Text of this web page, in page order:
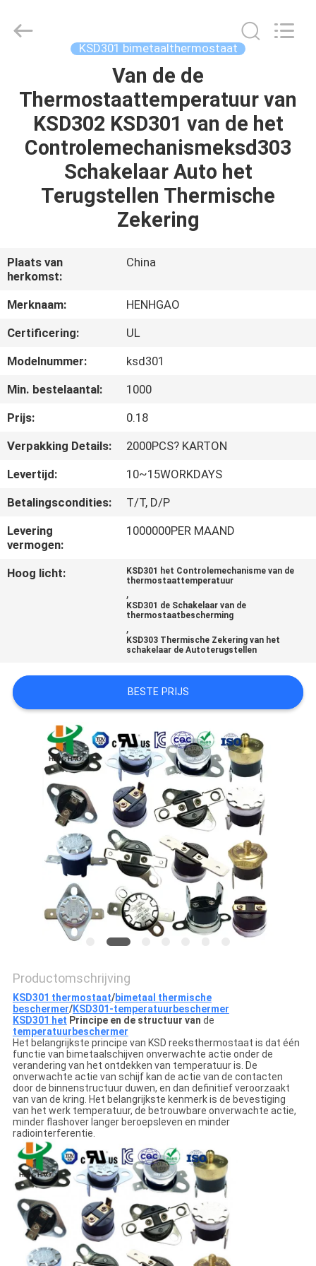
PRODUCTEN
SHOW
ONS
FABRIEKSREIS
CONTACTEER
ONS
ALLE
GEVALLEN
SITEMAP
KSD301 bimetaalthermostaat
Van de de
Thermostaattemperatuur van
KSD302 KSD301 van de het
Controlemechanismeksd303
Schakelaar Auto het
Terugstellen Thermische
Zekering
Plaats van
herkomst:
China
Merknaam:
HENHGAO
Certificering:
UL
Modelnummer:
ksd301
Min. bestelaantal:
1000
Prijs:
0.18
Verpakking Details:
2000PCS? KARTON
Levertijd:
10~15WORKDAYS
Betalingscondities:
T/T, D/P
Levering
vermogen:
1000000PER MAAND
Hoog licht:
KSD301 het Controlemechanisme van de
thermostaattemperatuur
,
KSD301 de Schakelaar van de
thermostaatbescherming
,
KSD303 Thermische Zekering van het
schakelaar de Autoterugstellen
BESTE PRIJS
Productomschrijving
KSD301 thermostaat/bimetaal thermische
beschermer/KSD301-temperatuurbeschermer
KSD301 het Principe en de structuur van de
temperatuurbeschermer
Het belangrijkste principe van KSD reeksthermostaat is dat één
functie van bimetaalschijven onverwachte actie onder de
verandering van het ontdekken van temperatuur is. De
onverwachte actie van schijf kan de actie van de contacten
door de binnenstructuur duwen, en dan definitief veroorzaakt
van van de kring. Het belangrijkste kenmerk is de bevestiging
van het werk temperatuur, de betrouwbare onverwachte actie,
minder flashover langer beroepsleven en minder
radiointerferentie.